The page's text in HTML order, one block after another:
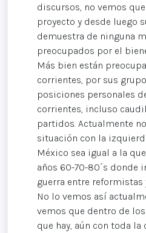
discursos, no vemos
proyecto y desde luego
demuestra de ninguna
preocupados por el
Más bien están
corrientes, por sus
posiciones personales
corrientes, incluso
partidos. Actualmente
situación con la
México sea igual a la
años 60-70-80´s donde
guerra entre reformistas
No lo vemos así
vemos que dentro de
que hay, aún con toda